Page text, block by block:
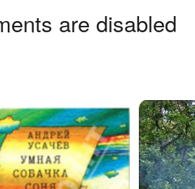
are disabled